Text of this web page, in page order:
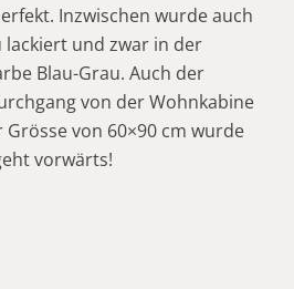
Inzwischen wurde auch
lackiert und zwar in der
Blau-Grau. Auch der
von der Wohnkabine
von 60×90 cm wurde
vorwärts!